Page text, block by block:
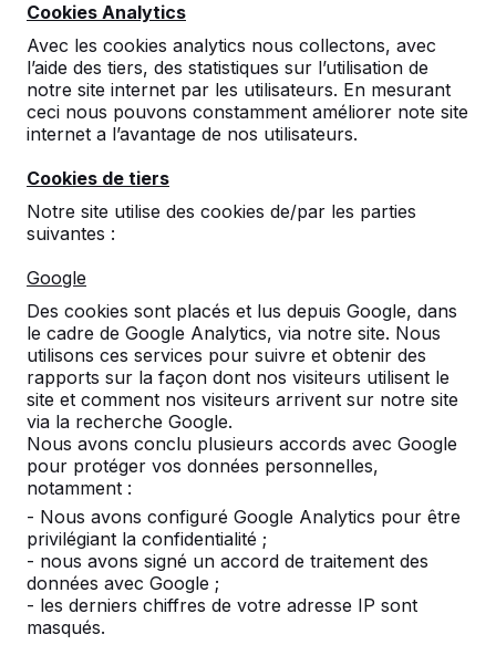
Cookies Analytics
Avec les cookies analytics nous collectons, avec
l’aide des tiers, des statistiques sur l’utilisation de
notre site internet par les utilisateurs. En mesurant
ceci nous pouvons constamment améliorer note site
internet a l’avantage de nos utilisateurs.
Cookies de tiers
Notre site utilise des cookies de/par les parties
suivantes :
Google
Des cookies sont placés et lus depuis Google, dans
le cadre de Google Analytics, via notre site. Nous
utilisons ces services pour suivre et obtenir des
rapports sur la façon dont nos visiteurs utilisent le
site et comment nos visiteurs arrivent sur notre site
via la recherche Google.
Nous avons conclu plusieurs accords avec Google
pour protéger vos données personnelles,
notamment :
- Nous avons configuré Google Analytics pour être
privilégiant la confidentialité ;
- nous avons signé un accord de traitement des
données avec Google ;
- les derniers chiffres de votre adresse IP sont
masqués.
Base Set de base en
béton anthracite pour
diverses tables
reviews
€ 175,00
Couleur
Nombre
Ajouter à la commande
Ajouter à l’offre